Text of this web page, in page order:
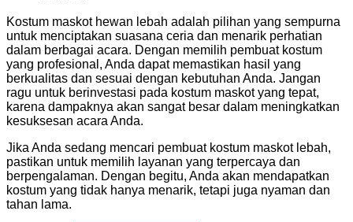
Kostum maskot hewan lebah adalah pilihan yang sempurna
untuk menciptakan suasana ceria dan menarik perhatian
dalam berbagai acara. Dengan memilih pembuat kostum
yang profesional, Anda dapat memastikan hasil yang
berkualitas dan sesuai dengan kebutuhan Anda. Jangan
ragu untuk berinvestasi pada kostum maskot yang tepat,
karena dampaknya akan sangat besar dalam meningkatkan
kesuksesan acara Anda.
Jika Anda sedang mencari pembuat kostum maskot lebah,
pastikan untuk memilih layanan yang terpercaya dan
berpengalaman. Dengan begitu, Anda akan mendapatkan
kostum yang tidak hanya menarik, tetapi juga nyaman dan
tahan lama.